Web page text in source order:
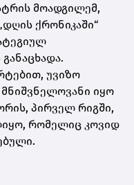
მოადგილემ,
ქრონიკაში“
უვიზო
იყო
პირველ რიგში,
რომელიც კოვიდ